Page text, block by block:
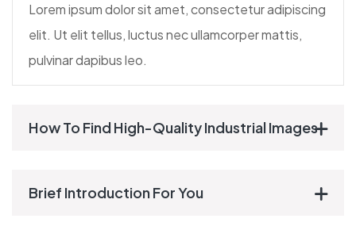
Lorem ipsum dolor sit amet, consectetur adipiscing
elit. Ut elit tellus, luctus nec ullamcorper mattis,
pulvinar dapibus leo.
How To Find High-Quality Industrial Images
Brief Introduction For You